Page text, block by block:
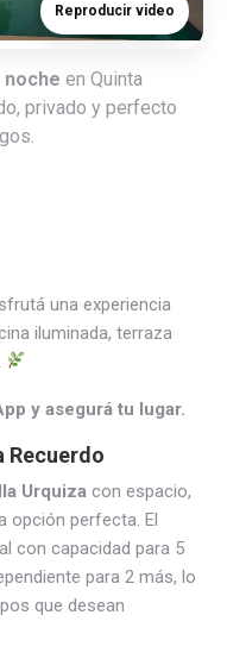
Reproducir video
noche en Quinta
privado y perfecto
una experiencia
iluminada, terraza
y asegurá tu lugar.
Recuerdo
Urquiza con espacio,
opción perfecta. El
con capacidad para 5
para 2 más, lo
que desean